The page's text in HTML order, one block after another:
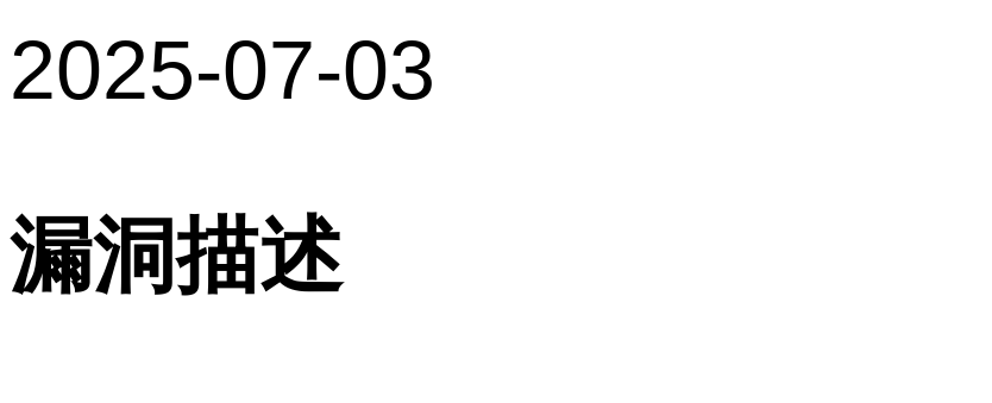
2025-07-03
漏洞描述